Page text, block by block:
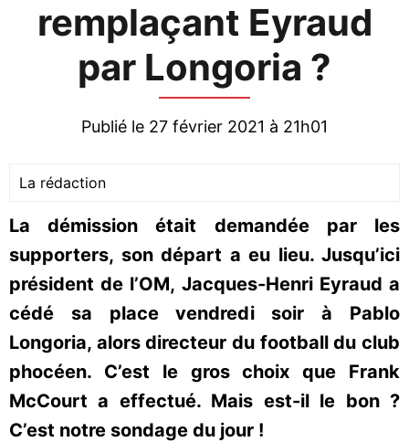
remplaçant Eyraud
par Longoria ?
Publié le 27 février 2021 à 21h01
La rédaction
La démission était demandée par les
supporters, son départ a eu lieu. Jusqu’ici
président de l’OM, Jacques-Henri Eyraud a
cédé sa place vendredi soir à Pablo
Longoria, alors directeur du football du club
phocéen. C’est le gros choix que Frank
McCourt a effectué. Mais est-il le bon ?
C’est notre sondage du jour !